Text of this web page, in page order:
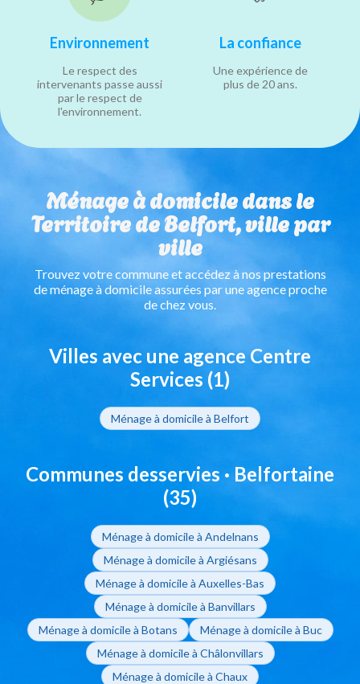
Environnement
Le respect des
intervenants passe aussi
par le respect de
l'environnement.
La confiance
Une expérience de
plus de 20 ans.
Ménage à domicile dans le
Territoire de Belfort, ville par
ville
Trouvez votre commune et accédez à nos prestations
de ménage à domicile assurées par une agence proche
de chez vous.
Villes avec une agence Centre
Services (1)
Ménage à domicile à Belfort
Communes desservies · Belfortaine
(35)
Ménage à domicile à Andelnans
Ménage à domicile à Argiésans
Ménage à domicile à Auxelles-Bas
Ménage à domicile à Banvillars
Ménage à domicile à Botans
Ménage à domicile à Buc
Ménage à domicile à Châlonvillars
Ménage à domicile à Chaux